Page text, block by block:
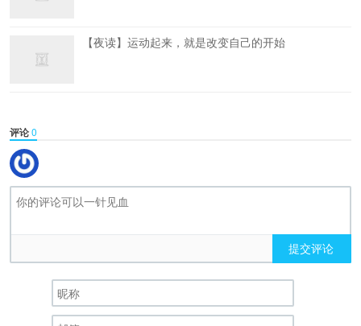
【夜读】运动起来，就是改变自己的开始
评论0
提交评论